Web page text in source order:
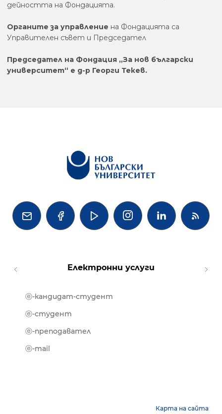
дейността на Фондацията.
Органите за управление на Фондацията са
Управителен съвет и Председател
Председател на Фондация „За нов български
университет“ е д-р Георги Текев.
   
Електронни услуги
ⓔ-кандидат-студент
ⓔ-студент
ⓔ-преподавател
ⓔ-mail
Карта на сайта